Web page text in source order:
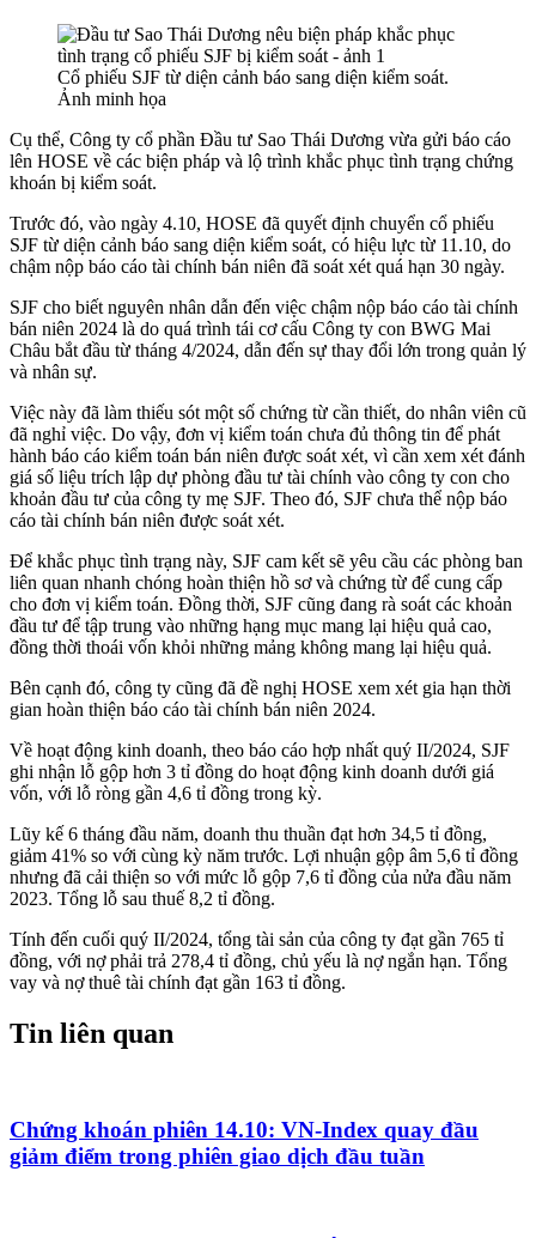
Cổ phiếu SJF từ diện cảnh báo sang diện kiểm soát.
Ảnh minh họa
Cụ thể, Công ty cổ phần Đầu tư Sao Thái Dương vừa gửi báo cáo
lên HOSE về các biện pháp và lộ trình khắc phục tình trạng chứng
khoán bị kiểm soát.
Trước đó, vào ngày 4.10, HOSE đã quyết định chuyển cổ phiếu
SJF từ diện cảnh báo sang diện kiểm soát, có hiệu lực từ 11.10, do
chậm nộp báo cáo tài chính bán niên đã soát xét quá hạn 30 ngày.
SJF cho biết nguyên nhân dẫn đến việc chậm nộp báo cáo tài chính
bán niên 2024 là do quá trình tái cơ cấu Công ty con BWG Mai
Châu bắt đầu từ tháng 4/2024, dẫn đến sự thay đổi lớn trong quản lý
và nhân sự.
Việc này đã làm thiếu sót một số chứng từ cần thiết, do nhân viên cũ
đã nghỉ việc. Do vậy, đơn vị kiểm toán chưa đủ thông tin để phát
hành báo cáo kiểm toán bán niên được soát xét, vì cần xem xét đánh
giá số liệu trích lập dự phòng đầu tư tài chính vào công ty con cho
khoản đầu tư của công ty mẹ SJF. Theo đó, SJF chưa thể nộp báo
cáo tài chính bán niên được soát xét.
Để khắc phục tình trạng này, SJF cam kết sẽ yêu cầu các phòng ban
liên quan nhanh chóng hoàn thiện hồ sơ và chứng từ để cung cấp
cho đơn vị kiểm toán. Đồng thời, SJF cũng đang rà soát các khoản
đầu tư để tập trung vào những hạng mục mang lại hiệu quả cao,
đồng thời thoái vốn khỏi những mảng không mang lại hiệu quả.
Bên cạnh đó, công ty cũng đã đề nghị HOSE xem xét gia hạn thời
gian hoàn thiện báo cáo tài chính bán niên 2024.
Về hoạt động kinh doanh, theo báo cáo hợp nhất quý II/2024, SJF
ghi nhận lỗ gộp hơn 3 tỉ đồng do hoạt động kinh doanh dưới giá
vốn, với lỗ ròng gần 4,6 tỉ đồng trong kỳ.
Lũy kế 6 tháng đầu năm, doanh thu thuần đạt hơn 34,5 tỉ đồng,
giảm 41% so với cùng kỳ năm trước. Lợi nhuận gộp âm 5,6 tỉ đồng
nhưng đã cải thiện so với mức lỗ gộp 7,6 tỉ đồng của nửa đầu năm
2023. Tổng lỗ sau thuế 8,2 tỉ đồng.
Tính đến cuối quý II/2024, tổng tài sản của công ty đạt gần 765 tỉ
đồng, với nợ phải trả 278,4 tỉ đồng, chủ yếu là nợ ngắn hạn. Tổng
vay và nợ thuê tài chính đạt gần 163 tỉ đồng.
Tin liên quan
Chứng khoán phiên 14.10: VN-Index quay đầu
giảm điểm trong phiên giao dịch đầu tuần